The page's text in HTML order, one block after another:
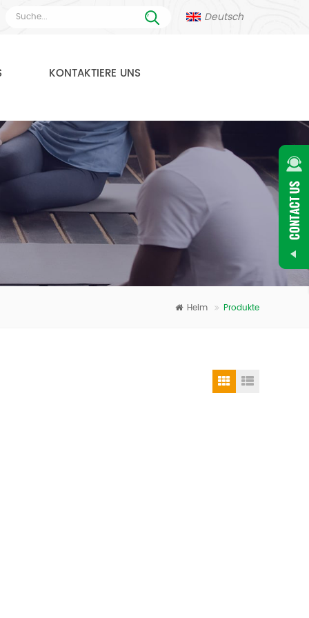
Deutsch
KONTAKTIERE UNS
Heim Produkte